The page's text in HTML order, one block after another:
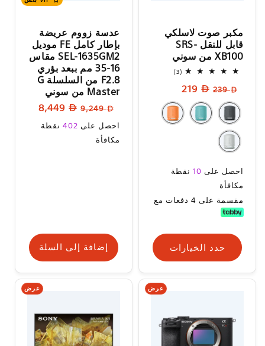
مكبر صوت لاسلكي
قابل للنقل SRS-
XB100 من سوني
(3)
3
السعر
العادي
239
سعر
البيع
سعر
البيع
احصل على 10 نقطة
مكافأة
مقسمة على 4 دفعات مع
حدد الخيارات
عدسة زووم عريضة
بإطار كامل FE موديل
SEL-1635GM2 مقاس
16-35 مم ببعد بؤري
F2.8 من السلسلة G
Master من سوني
السعر
العادي
9,249
سعر
البيع
سعر
البيع
احصل على 402 نقطة
مكافأة
إضافة إلى السلة
عرض عرض